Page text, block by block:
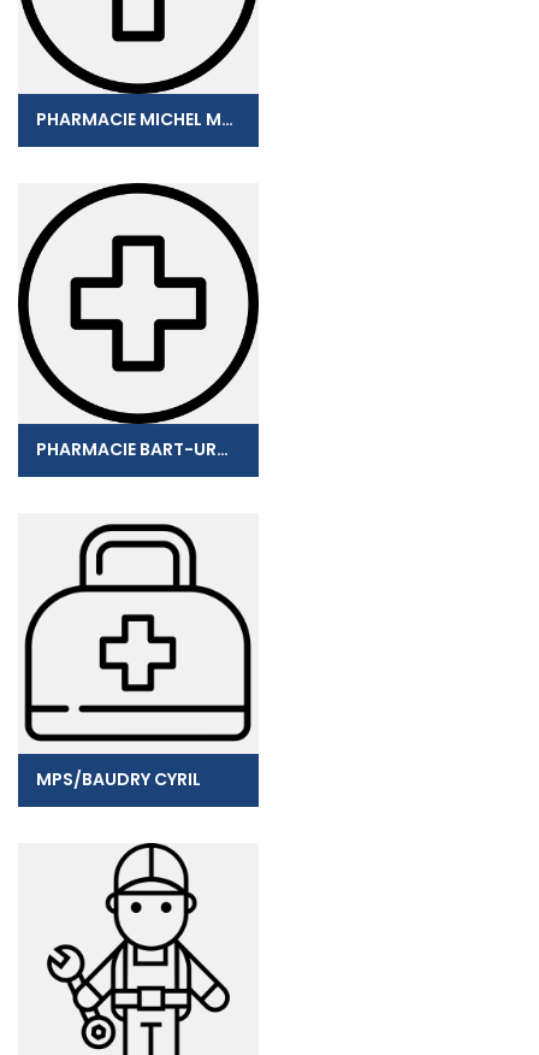
PHARMACIE MICHEL MANICOM
PHARMACIE BART-URGIN
MPS/BAUDRY CYRIL